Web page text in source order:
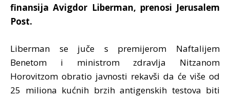
finansija Avigdor Liberman, prenosi Jerusalem
Post.
Liberman se juče s premijerom Naftalijem
Benetom i ministrom zdravlja Nitzanom
Horovitzom obratio javnosti rekavši da će više od
25 miliona kućnih brzih antigenskih testova biti